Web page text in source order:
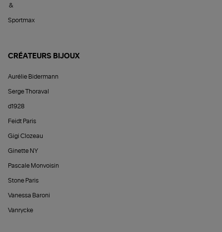
&
Sportmax
CRÉATEURS BIJOUX
Aurélie Bidermann
Serge Thoraval
d1928
Feidt Paris
Gigi Clozeau
Ginette NY
Pascale Monvoisin
Stone Paris
Vanessa Baroni
Vanrycke